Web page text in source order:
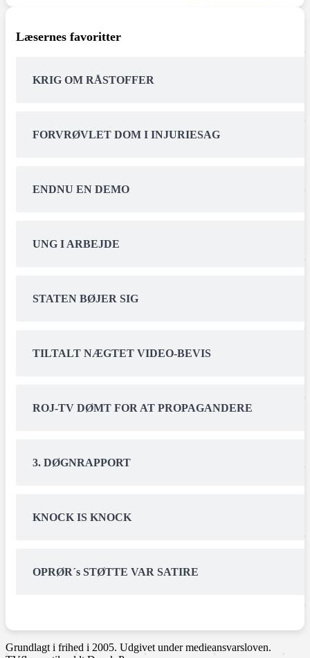
Læsernes favoritter
KRIG OM RÅSTOFFER
FORVRØVLET DOM I INJURIESAG
ENDNU EN DEMO
UNG I ARBEJDE
STATEN BØJER SIG
TILTALT NÆGTET VIDEO-BEVIS
ROJ-TV DØMT FOR AT PROPAGANDERE
3. DØGNRAPPORT
KNOCK IS KNOCK
OPRØR´s STØTTE VAR SATIRE
Grundlagt i frihed i 2005. Udgivet under medieansvarsloven.